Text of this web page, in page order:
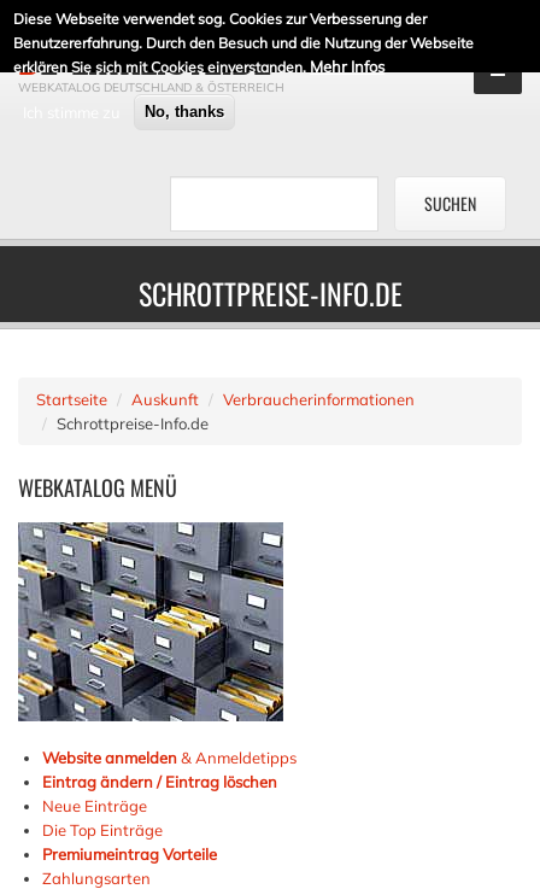
Diese Webseite verwendet sog. Cookies zur Verbesserung der
Benutzererfahrung. Durch den Besuch und die Nutzung der Webseite
erklären Sie sich mit Cookies einverstanden. Mehr Infos
No, thanks
DE-LINKLISTE.DE
WEBKATALOG DEUTSCHLAND & ÖSTERREICH
SCHROTTPREISE-INFO.DE
Startseite Auskunft
Verbraucherinformationen
Schrottpreise-Info.de
WEBKATALOG MENÜ
Website anmelden& Anmeldetipps
Eintrag ändern / Eintrag löschen
Neue Einträge
Die Top Einträge
Premiumeintrag Vorteile
Zahlungsarten